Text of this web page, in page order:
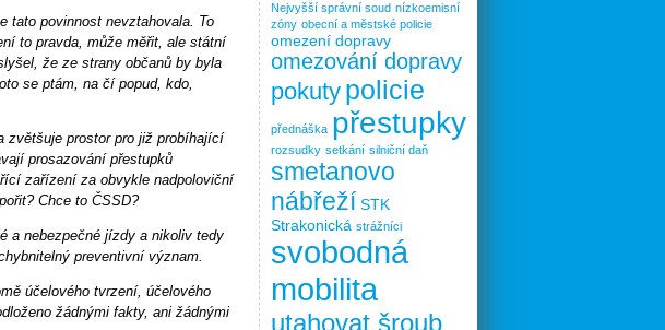
tato povinnost nevztahovala. To
to pravda, může měřit, ale státní
že ze strany občanů by byla
se ptám, na čí popud, kdo,
zvětšuje prostor pro již probíhající
prosazování přestupků
zařízení za obvykle nadpoloviční
Chce to ČSSD?
a nebezpečné jízdy a nikoliv tedy
preventivní význam.
účelového tvrzení, účelového
žádnými fakty, ani žádnými
Nejvyšší správní soud nízkoemisní
zóny obecní a městské policie
omezení dopravy
omezování dopravy
pokuty policie
přednáška přestupky
rozsudky setkání silniční daň
smetanovo
nábřeží STK
Strakonická strážníci
svobodná
mobilita
utahovat šroub